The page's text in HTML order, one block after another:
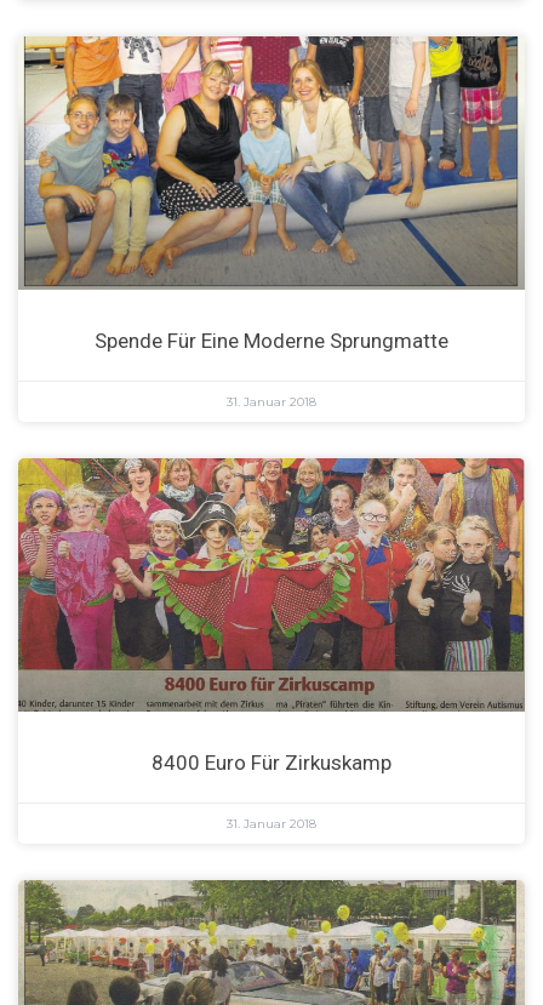
Spende Für Eine Moderne Sprungmatte
31. Januar 2018
8400 Euro Für Zirkuskamp
31. Januar 2018